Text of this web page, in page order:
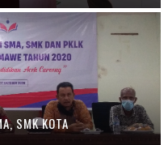
SMK KOTA